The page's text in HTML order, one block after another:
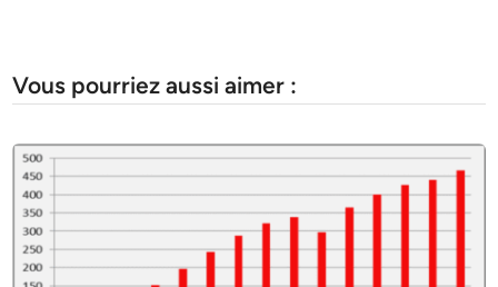
Vous pourriez aussi aimer :